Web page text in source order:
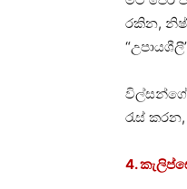
රකින,
රැස්
4.